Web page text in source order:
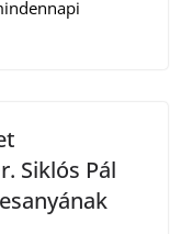
Siklós Pál